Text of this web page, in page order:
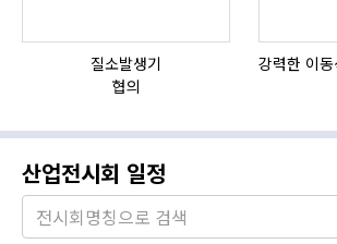
질소발생기
협의
산업전시회 일정